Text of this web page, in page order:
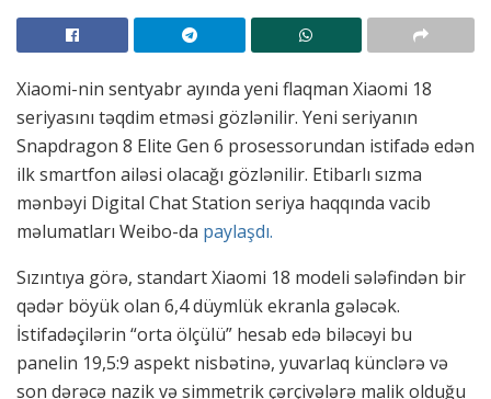
Xiaomi-nin sentyabr ayında yeni flaqman Xiaomi 18
seriyasını təqdim etməsi gözlənilir. Yeni seriyanın
Snapdragon 8 Elite Gen 6 prosessorundan istifadə edən
ilk smartfon ailəsi olacağı gözlənilir. Etibarlı sızma
mənbəyi Digital Chat Station seriya haqqında vacib
məlumatları Weibo-da paylaşdı.
Sızıntıya görə, standart Xiaomi 18 modeli sələfindən bir
qədər böyük olan 6,4 düymlük ekranla gələcək.
İstifadəçilərin “orta ölçülü” hesab edə biləcəyi bu
panelin 19,5:9 aspekt nisbətinə, yuvarlaq künclərə və
son dərəcə nazik və simmetrik çərçivələrə malik olduğu